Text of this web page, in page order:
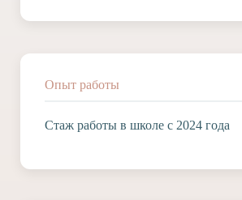
Опыт работы
Стаж работы в школе с 2024 года